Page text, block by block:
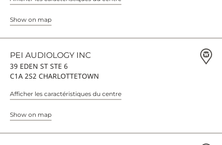
Show on map
PEI AUDIOLOGY INC
39 EDEN ST STE 6
C1A 2S2 CHARLOTTETOWN
Afficher les caractéristiques du centre
Show on map